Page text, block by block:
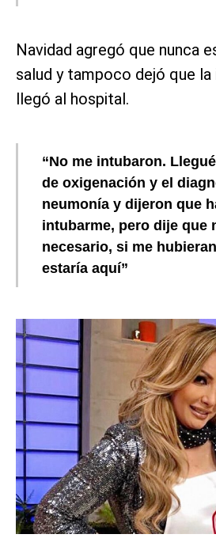
Navidad agregó que nunca
salud y tampoco dejó que la
llegó al hospital.
“No me intubaron.
de oxigenación y el
neumonía y dijeron que
intubarme, pero dije que
necesario, si me
estaría aquí”